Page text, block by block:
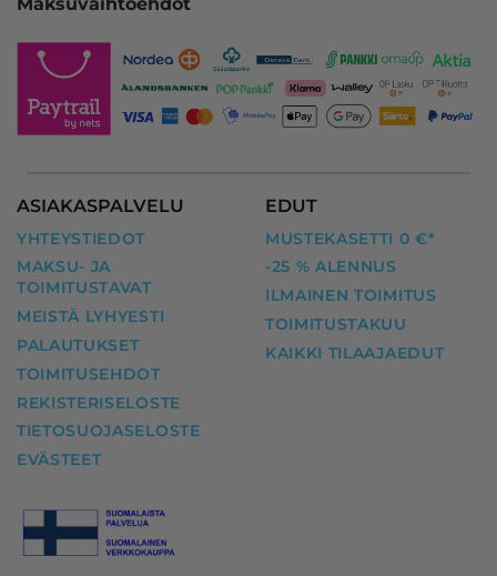
ASIAKASPALVELU
YHTEYSTIEDOT
MAKSU- JA
TOIMITUSTAVAT
MEISTÄ LYHYESTI
PALAUTUKSET
TOIMITUSEHDOT
REKISTERISELOSTE
TIETOSUOJASELOSTE
EVÄSTEET
EDUT
MUSTEKASETTI 0 €*
-25 % ALENNUS
ILMAINEN TOIMITUS
TOIMITUSTAKUU
KAIKKI TILAAJAEDUT